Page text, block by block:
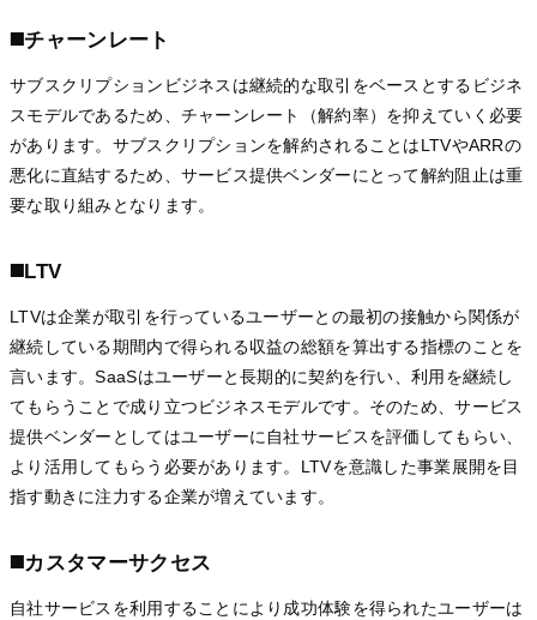
◼️チャーンレート
サブスクリプションビジネスは継続的な取引をベースとするビジネ
スモデルであるため、チャーンレート（解約率）を抑えていく必要
があります。サブスクリプションを解約されることはLTVやARRの
悪化に直結するため、サービス提供ベンダーにとって解約阻止は重
要な取り組みとなります。
◼️LTV
LTVは企業が取引を行っているユーザーとの最初の接触から関係が
継続している期間内で得られる収益の総額を算出する指標のことを
言います。SaaSはユーザーと長期的に契約を行い、利用を継続し
てもらうことで成り立つビジネスモデルです。そのため、サービス
提供ベンダーとしてはユーザーに自社サービスを評価してもらい、
より活用してもらう必要があります。LTVを意識した事業展開を目
指す動きに注力する企業が増えています。
◼️カスタマーサクセス
自社サービスを利用することにより成功体験を得られたユーザーは